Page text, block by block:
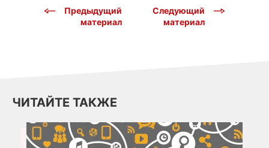
Предыдущий
материал
Следующий
материал
ЧИТАЙТЕ ТАКЖЕ